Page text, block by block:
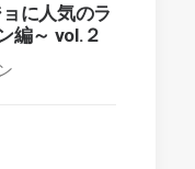
に人気のラ
編～ vol.２